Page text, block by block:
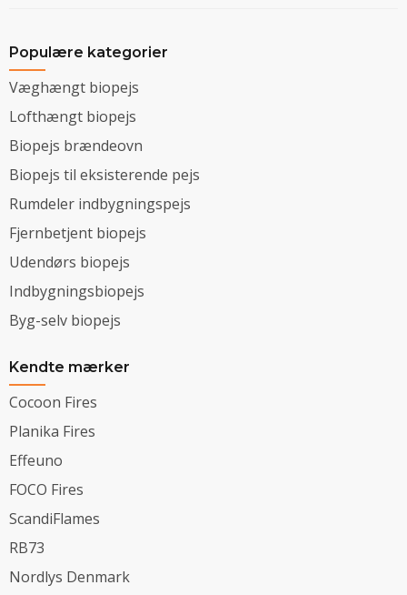
Populære kategorier
Væghængt biopejs
Lofthængt biopejs
Biopejs brændeovn
Biopejs til eksisterende pejs
Rumdeler indbygningspejs
Fjernbetjent biopejs
Udendørs biopejs
Indbygningsbiopejs
Byg-selv biopejs
Kendte mærker
Cocoon Fires
Planika Fires
Effeuno
FOCO Fires
ScandiFlames
RB73
Nordlys Denmark